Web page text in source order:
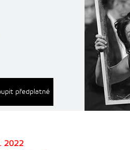
předplatné
2022